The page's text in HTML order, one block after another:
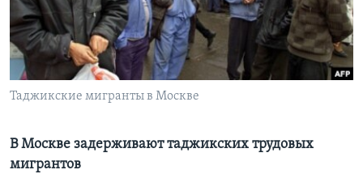
Learning English
СОЦИАЛЬНЫЕ СЕТИ
Языки
Таджикские мигранты в Москве
В Москве задерживают таджикских трудовых
мигрантов